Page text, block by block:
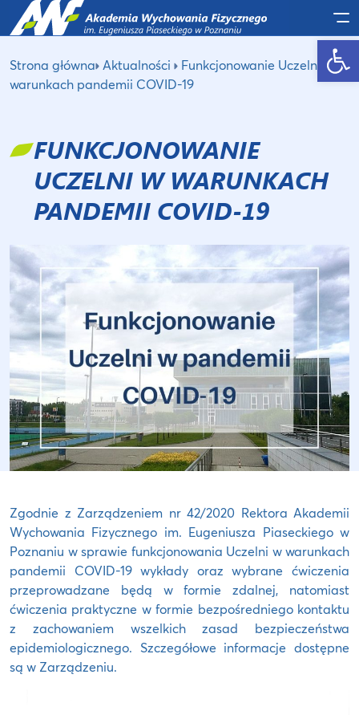
Otwórz pasek narzędzi
Strona główna Aktualności
Funkcjonowanie Uczelni w
warunkach pandemii COVID-19
FUNKCJONOWANIE
UCZELNI W WARUNKACH
PANDEMII COVID-19
Zgodnie z Zarządzeniem nr 42/2020 Rektora Akademii
Wychowania Fizycznego im. Eugeniusza Piaseckiego w
Poznaniu w sprawie funkcjonowania Uczelni w warunkach
pandemii COVID-19 wykłady oraz wybrane ćwiczenia
przeprowadzane będą w formie zdalnej, natomiast
ćwiczenia praktyczne w formie bezpośredniego kontaktu
z zachowaniem wszelkich zasad bezpieczeństwa
epidemiologicznego. Szczegółowe informacje dostępne
są w Zarządzeniu.